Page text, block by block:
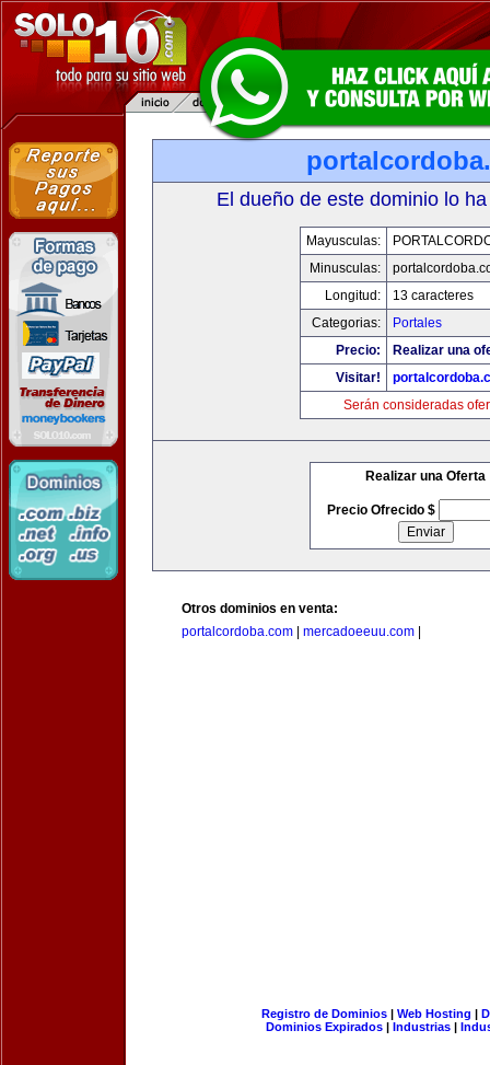
El dueño de este dominio lo
Mayusculas:
Minusculas:
Longitud:
13 caracteres
Categorias:
Portales
Precio:
Realizar una
Visitar!
Serán consideradas
Realizar una Oferta
Precio Ofrecido $
Otros dominios en venta:
portalcordoba.com
mercadoeeuu.com
Registro de Dominios| Web Hosting |
Dominios Expirados | Industrias |